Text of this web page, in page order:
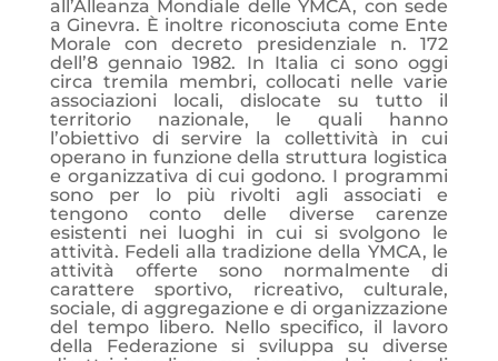
all’Alleanza Mondiale delle YMCA, con sede
a Ginevra. È inoltre riconosciuta come Ente
Morale con decreto presidenziale n. 172
dell’8 gennaio 1982. In Italia ci sono oggi
circa tremila membri, collocati nelle varie
associazioni locali, dislocate su tutto il
territorio nazionale, le quali hanno
l’obiettivo di servire la collettività in cui
operano in funzione della struttura logistica
e organizzativa di cui godono. I programmi
sono per lo più rivolti agli associati e
tengono conto delle diverse carenze
esistenti nei luoghi in cui si svolgono le
attività. Fedeli alla tradizione della YMCA, le
attività offerte sono normalmente di
carattere sportivo, ricreativo, culturale,
sociale, di aggregazione e di organizzazione
del tempo libero. Nello specifico, il lavoro
della Federazione si sviluppa su diverse